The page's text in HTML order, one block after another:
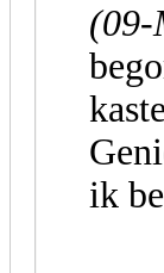
(09-
ik